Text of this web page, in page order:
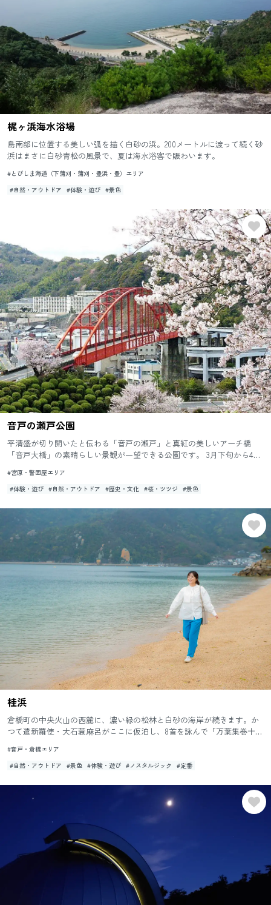
梶ヶ浜海水浴場
島南部に位置する美しい弧を描く白砂の浜。200メートルに渡って続く砂
浜はまさに白砂青松の風景で、夏は海水浴客で賑わいます。
#とびしま海道（下蒲刈・蒲刈・豊浜・豊）エリア
#自然・アウトドア #体験・遊び #景色
音戸の瀬戸公園
平清盛が切り開いたと伝わる「音戸の瀬戸」と真紅の美しいアーチ橋
「音戸大橋」の素晴らしい景観が一望できる公園です。 3月下旬から4月
#宮原・警固屋エリア
#体験・遊び #自然・アウトドア #歴史・文化 #桜・ツツジ #景色
桂浜
倉橋町の中央火山の西麓に、濃い緑の松林と白砂の海岸が続きます。か
つて遣新羅使・大石蓑麻呂がここに仮泊し、8首を詠んで「万葉集巻十
之...
#音戸・倉橋エリア
#自然・アウトドア #景色 #体験・遊び #ノスタルジック #定番